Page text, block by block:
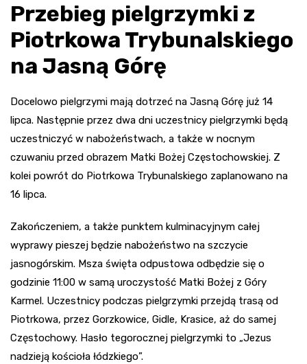
Przebieg pielgrzymki z
Piotrkowa Trybunalskiego
na Jasną Górę
Docelowo pielgrzymi mają dotrzeć na Jasną Górę już 14
lipca. Następnie przez dwa dni uczestnicy pielgrzymki będą
uczestniczyć w nabożeństwach, a także w nocnym
czuwaniu przed obrazem Matki Bożej Częstochowskiej. Z
kolei powrót do Piotrkowa Trybunalskiego zaplanowano na
16 lipca.
Zakończeniem, a także punktem kulminacyjnym całej
wyprawy pieszej będzie nabożeństwo na szczycie
jasnogórskim. Msza święta odpustowa odbędzie się o
godzinie 11:00 w samą uroczystość Matki Bożej z Góry
Karmel. Uczestnicy podczas pielgrzymki przejdą trasą od
Piotrkowa, przez Gorzkowice, Gidle, Krasice, aż do samej
Częstochowy. Hasło tegorocznej pielgrzymki to „Jezus
nadzieją kościoła łódzkiego”.